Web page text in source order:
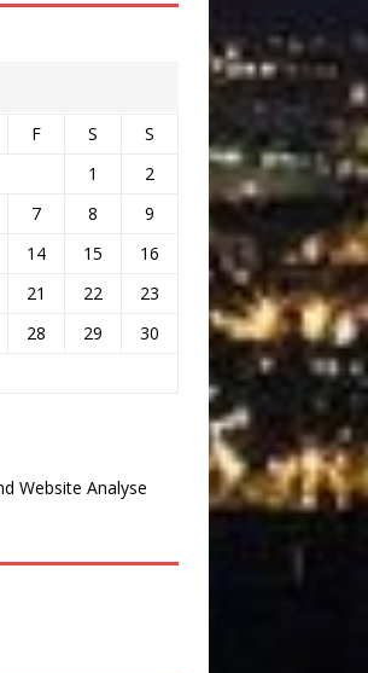
F S
S
1
2
7 8
9
14 15
16
21 22
23
28 29
30